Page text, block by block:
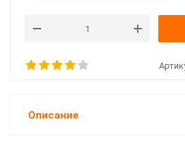
Описание